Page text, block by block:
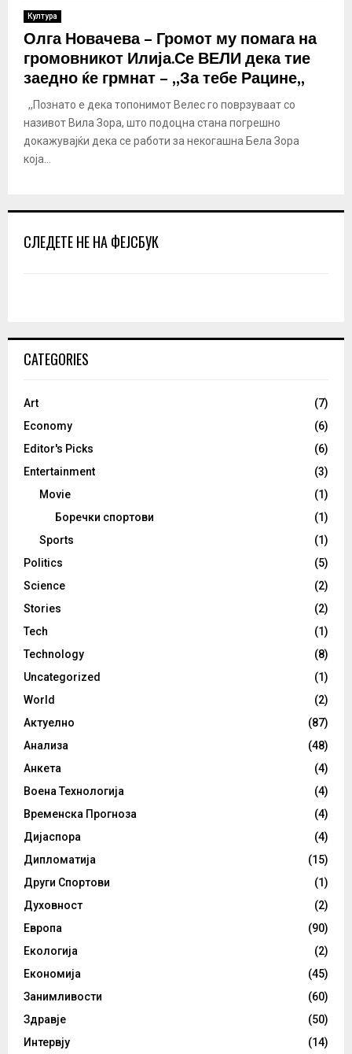
Култура
Олга Новачева – Громот му помага на
громовникот Илија.Се ВЕЛИ дека тие
заедно ќе грмнат – ,,За тебе Рацине,,
,,Познато е дека топонимот Велес го поврзуваат со
називот Вила Зора, што подоцна стана погрешно
докажувајќи дека се работи за некогашна Бела Зора
која...
СЛЕДЕТЕ НЕ НА ФЕЈСБУК
CATEGORIES
Art
(7)
Economy
(6)
Editor's Picks
(6)
Entertainment
(3)
Movie
(1)
Боречки спортови
(1)
Sports
(1)
Politics
(5)
Science
(2)
Stories
(2)
Tech
(1)
Technology
(8)
Uncategorized
(1)
World
(2)
Актуелно
(87)
Анализа
(48)
Анкета
(4)
Воена Технологија
(4)
Временска Прогноза
(4)
Дијаспора
(4)
Дипломатија
(15)
Други Спортови
(1)
Духовност
(2)
Европа
(90)
Екологија
(2)
Економија
(45)
Занимливости
(60)
Здравје
(50)
Интервју
(14)